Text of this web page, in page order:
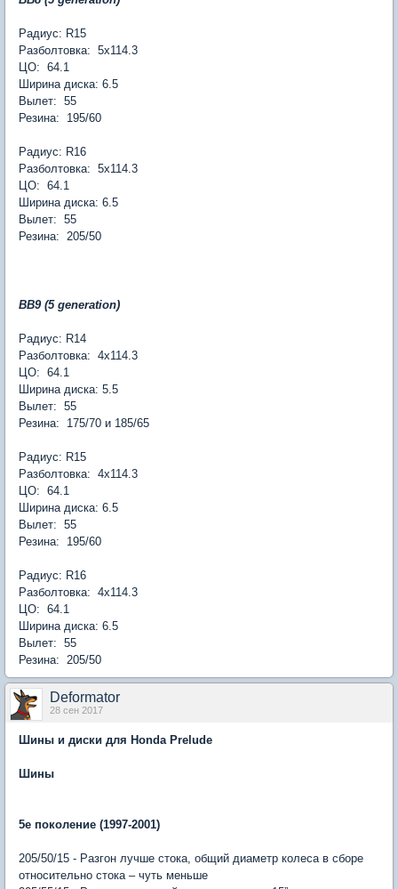
Радиус: R15
Разболтовка: 5х114.3
ЦО: 64.1
Ширина диска: 6.5
Вылет: 55
Резина: 195/60
Радиус: R16
Разболтовка: 5х114.3
ЦО: 64.1
Ширина диска: 6.5
Вылет: 55
Резина: 205/50
BB9 (5 generation)
Радиус: R14
Разболтовка: 4х114.3
ЦО: 64.1
Ширина диска: 5.5
Вылет: 55
Резина: 175/70 и 185/65
Радиус: R15
Разболтовка: 4х114.3
ЦО: 64.1
Ширина диска: 6.5
Вылет: 55
Резина: 195/60
Радиус: R16
Разболтовка: 4х114.3
ЦО: 64.1
Ширина диска: 6.5
Вылет: 55
Резина: 205/50
Deformator
28 сен 2017
Шины и диски для Honda Prelude
Шины
5е поколение (1997-2001)
205/50/15 - Разгон лучше стока, общий диаметр колеса в сборе
относительно стока – чуть меньше